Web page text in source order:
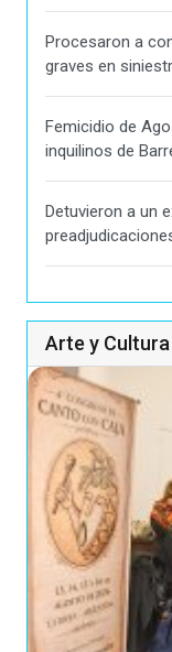
Procesaron a
graves en
Femicidio de
inquilinos de
Detuvieron a un
Arte y Cultura